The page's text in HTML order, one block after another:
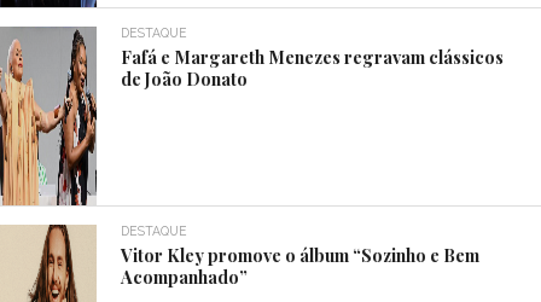
DESTAQUE
Fafá e Margareth Menezes regravam clássicos
de João Donato
DESTAQUE
Vitor Kley promove o álbum “Sozinho e Bem
Acompanhado”